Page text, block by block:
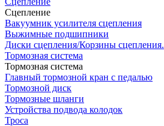
Сцепление
Вакуумник усилителя сцепления
Выжимные подшипники
Диски сцепления/Корзины сцепления.
Тормозная система
Тормозная система
Главный тормозной кран с педалью
Тормозной диск
Тормозные шланги
Устройства подвода колодок
Троса